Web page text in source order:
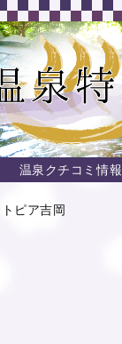
温泉クチコミ情報
ピア吉岡